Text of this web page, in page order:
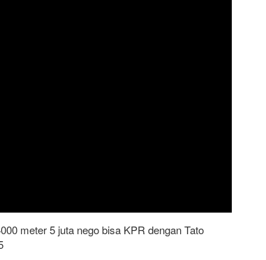
meter 5 juta nego bisa KPR dengan Tato